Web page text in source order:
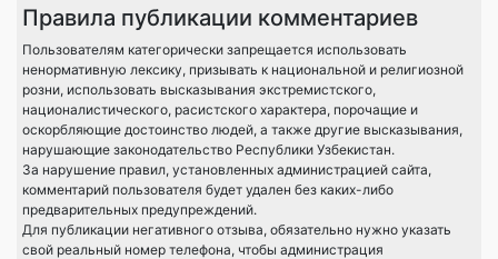
Правила публикации комментариев
Пользователям категорически запрещается использовать
ненормативную лексику, призывать к национальной и религиозной
розни, использовать высказывания экстремистского,
националистического, расистского характера, порочащие и
оскорбляющие достоинство людей, а также другие высказывания,
нарушающие законодательство Республики Узбекистан.
За нарушение правил, установленных администрацией сайта,
комментарий пользователя будет удален без каких-либо
предварительных предупреждений.
Для публикации негативного отзыва, обязательно нужно указать
свой реальный номер телефона, чтобы администрация